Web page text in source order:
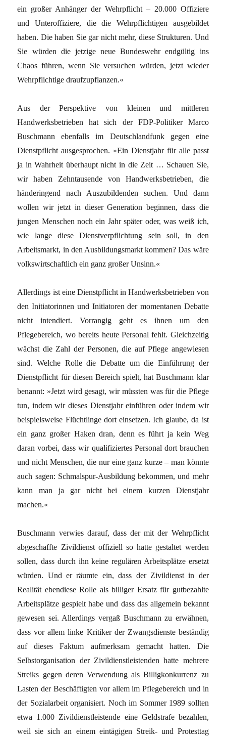
ein großer Anhänger der Wehrpflicht – 20.000 Offiziere
und Unteroffiziere, die die Wehrpflichtigen ausgebildet
haben. Die haben Sie gar nicht mehr, diese Strukturen. Und
Sie würden die jetzige neue Bundeswehr endgültig ins
Chaos führen, wenn Sie versuchen würden, jetzt wieder
Wehrpflichtige draufzupflanzen.«
Aus der Perspektive von kleinen und mittleren
Handwerksbetrieben hat sich der FDP-Politiker Marco
Buschmann ebenfalls im Deutschlandfunk gegen eine
Dienstpflicht ausgesprochen. »Ein Dienstjahr für alle passt
ja in Wahrheit überhaupt nicht in die Zeit … Schauen Sie,
wir haben Zehntausende von Handwerksbetrieben, die
händeringend nach Auszubildenden suchen. Und dann
wollen wir jetzt in dieser Generation beginnen, dass die
jungen Menschen noch ein Jahr später oder, was weiß ich,
wie lange diese Dienstverpflichtung sein soll, in den
Arbeitsmarkt, in den Ausbildungsmarkt kommen? Das wäre
volkswirtschaftlich ein ganz großer Unsinn.«
Allerdings ist eine Dienstpflicht in Handwerksbetrieben von
den Initiatorinnen und Initiatoren der momentanen Debatte
nicht intendiert. Vorrangig geht es ihnen um den
Pflegebereich, wo bereits heute Personal fehlt. Gleichzeitig
wächst die Zahl der Personen, die auf Pflege angewiesen
sind. Welche Rolle die Debatte um die Einführung der
Dienstpflicht für diesen Bereich spielt, hat Buschmann klar
benannt: »Jetzt wird gesagt, wir müssten was für die Pflege
tun, indem wir dieses Dienstjahr einführen oder indem wir
beispielsweise Flüchtlinge dort einsetzen. Ich glaube, da ist
ein ganz großer Haken dran, denn es führt ja kein Weg
daran vorbei, dass wir qualifiziertes Personal dort brauchen
und nicht Menschen, die nur eine ganz kurze – man könnte
auch sagen: Schmalspur-Ausbildung bekommen, und mehr
kann man ja gar nicht bei einem kurzen Dienstjahr
machen.«
Buschmann verwies darauf, dass der mit der Wehrpflicht
abgeschaffte Zivildienst offiziell so hatte gestaltet werden
sollen, dass durch ihn keine regulären Arbeitsplätze ersetzt
würden. Und er räumte ein, dass der Zivildienst in der
Realität ebendiese Rolle als billiger Ersatz für gutbezahlte
Arbeitsplätze gespielt habe und dass das allgemein bekannt
gewesen sei. Allerdings vergaß Buschmann zu erwähnen,
dass vor allem linke Kritiker der Zwangsdienste beständig
auf dieses Faktum aufmerksam gemacht hatten. Die
Selbstorganisation der Zivildienstleistenden hatte mehrere
Streiks gegen deren Verwendung als Billigkonkurrenz zu
Lasten der Beschäftigten vor allem im Pflegebereich und in
der Sozialarbeit organisiert. Noch im Sommer 1989 sollten
etwa 1.000 Zivildienstleistende eine Geldstrafe bezahlen,
weil sie sich an einem eintägigen Streik- und Protesttag